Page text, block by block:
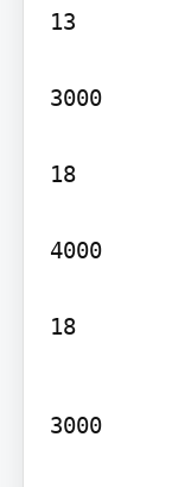
13
3000
18
4000
18
3000